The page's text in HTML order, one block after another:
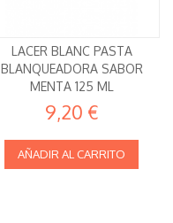
LACER BLANC PASTA
BLANQUEADORA SABOR
MENTA 125 ML
9,20 €
AÑADIR AL CARRITO